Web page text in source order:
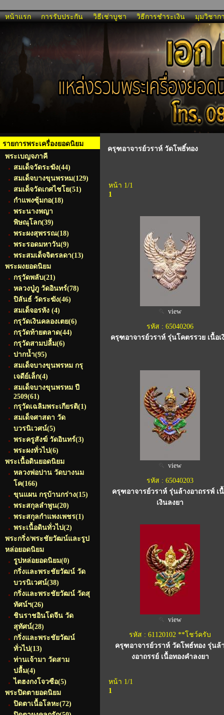
หน้าแรก การรับประกัน วิธีเช่าบูชา วิธีการชำระเงิน มุมวิชาก
รายการพระเครื่องยอดนิยม
พระเบญจภาคี
สมเด็จวัดระฆัง(44)
สมเด็จบางขุนพรหม(129)
สมเด็จวัดเกศไชโย(51)
กำแพงซุ้มกอ(18)
พระนางพญา
พิษณุโลก(39)
พระผงสุพรรณ(18)
พระรอดมหาวัน(9)
พระสมเด็จจิตรลดา(13)
พระผงยอดนิยม
กรุวัดพลับ(21)
หลวงปู่ภู วัดอินทร์(78)
ปิลันธ์ วัดระฆัง(46)
สมเด็จอรหัง (4)
กรุวัดเงินคลองเตย(6)
กรุวัดท้ายตลาด(44)
กรุวัดสามปลื้ม(6)
ปากน้ำ(95)
สมเด็จบางขุนพรหม กรุ
เจดีย์เล็ก(4)
สมเด็จบางขุนพรหม ปี
2509(61)
กรุวัดเฉลิมพระเกียรติ(1)
สมเด็จศาสดา วัด
บวรนิเวศน์(5)
พระครูสังฆ์ วัดอินทร์(3)
พระผงทั่วไป(6)
พระเนื้อดินยอดนิยม
หลวงพ่อปาน วัดบางนม
โค(166)
ขุนแผน กรุบ้านกร่าง(15)
พระสกุลลำพูน(20)
พระสกุลกำแพงเพชร(1)
พระเนื้อดินทั่วไป(2)
พระกริ่ง/พระชัยวัฒน์และรูป
หล่อยอดนิยม
รูปหล่อยอดนิยม(0)
กริ่งและพระชัยวัฒน์ วัด
บวรนิเวศน์(38)
กริ่งและพระชัยวัฒน์ วัดสุ
ทัศน์ฯ(26)
ชินราชอินโดจีน วัด
สุทัศน์(28)
กริ่งและพระชัยวัฒน์
ทั่วไป(13)
ท่านเจ้ามา วัดสาม
ปลื้ม(4)
ไตฮงกงโจวซือ(5)
พระปิดตายอดนิยม
ปิดตาเนื้อโลหะ(72)
ครุฑอาจารย์วราห์ วัดโพธิ์ทอง
หน้า 1/1
1
view
รหัส : 65040206
ครุฑอาจารย์วราห์ รุ่นโคตรรวย เนื้อเ
view
รหัส : 65040203
ครุฑอาจารย์วราห์ รุ่นล้างอาถรรพ์ เ
เงินลงยา
view
รหัส : 61120102 **โชว์ครับ
ครุฑอาจารย์วราห์ วัดโพธ์ทอง รุ่นล้
งอาถรรย์ เนื้อทองคำลงยา
หน้า 1/1
1